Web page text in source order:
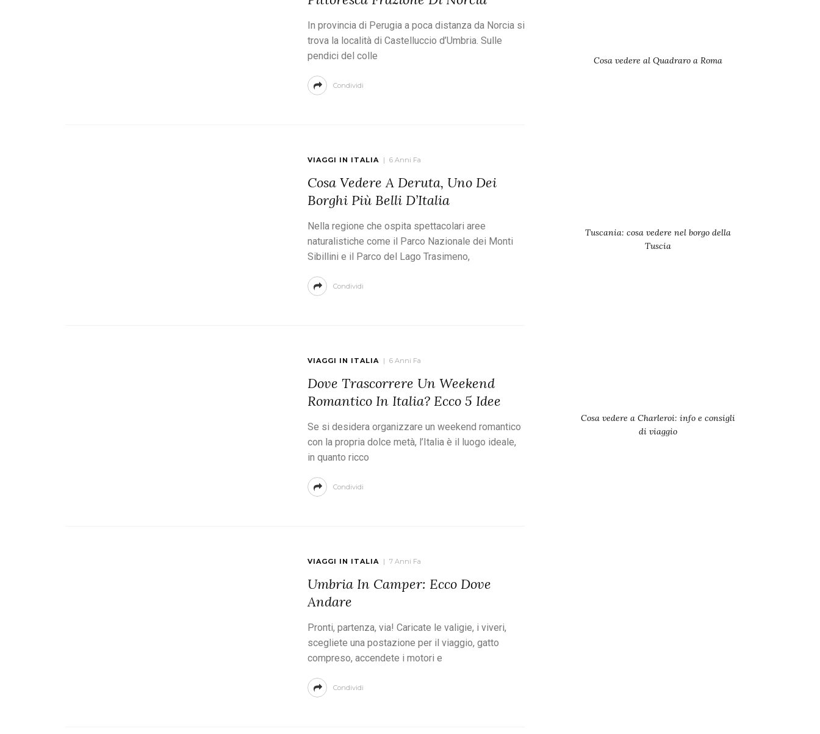
In provincia di Perugia a poca distanza da Norcia si
trova la località di Castelluccio d’Umbria. Sulle
pendici del colle
Condividi
VIAGGI IN ITALIA 6 Anni Fa
Cosa Vedere A Deruta, Uno Dei
Borghi Più Belli D’Italia
Nella regione che ospita spettacolari aree
naturalistiche come il Parco Nazionale dei Monti
Sibillini e il Parco del Lago Trasimeno,
Condividi
VIAGGI IN ITALIA 6 Anni Fa
Dove Trascorrere Un Weekend
Romantico In Italia? Ecco 5 Idee
Se si desidera organizzare un weekend romantico
con la propria dolce metà, l’Italia è il luogo ideale,
in quanto ricco
Condividi
VIAGGI IN ITALIA 7 Anni Fa
Umbria In Camper: Ecco Dove
Andare
Pronti, partenza, via! Caricate le valigie, i viveri,
scegliete una postazione per il viaggio, gatto
compreso, accendete i motori e
Condividi
Cosa vedere al Quadraro a Roma
Tuscania: cosa vedere nel borgo della
Tuscia
Cosa vedere a Charleroi: info e consigli
di viaggio